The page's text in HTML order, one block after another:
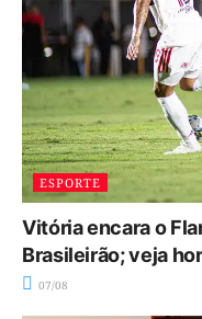
ESPORTE
Vitória encara o
Brasileirão; veja
07/08